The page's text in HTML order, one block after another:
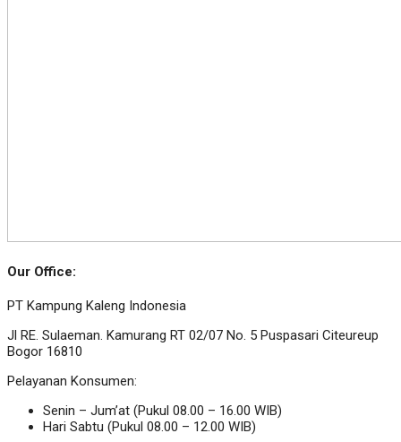
Our Office:
PT Kampung Kaleng Indonesia
Jl RE. Sulaeman. Kamurang RT 02/07 No. 5 Puspasari Citeureup
Bogor 16810
Pelayanan Konsumen:
Senin – Jum’at (Pukul 08.00 – 16.00 WIB)
Hari Sabtu (Pukul 08.00 – 12.00 WIB)